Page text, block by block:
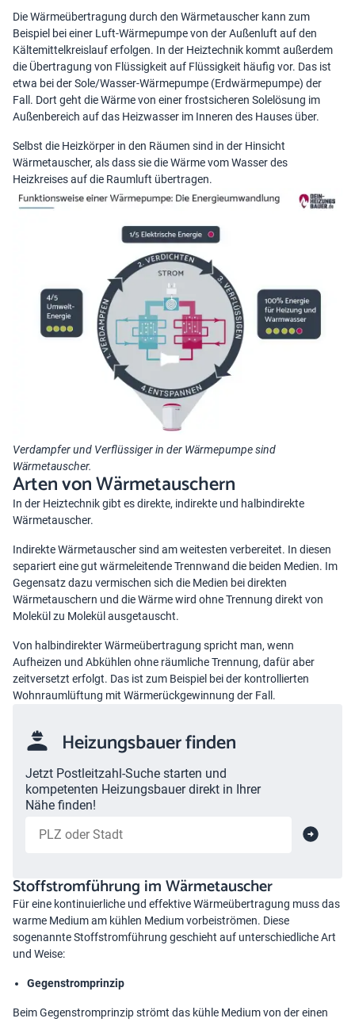
Die Wärmeübertragung durch den Wärmetauscher kann zum
Beispiel bei einer Luft-Wärmepumpe von der Außenluft auf den
Kältemittelkreislauf erfolgen. In der Heiztechnik kommt außerdem
die Übertragung von Flüssigkeit auf Flüssigkeit häufig vor. Das ist
etwa bei der Sole/Wasser-Wärmepumpe (Erdwärmepumpe) der
Fall. Dort geht die Wärme von einer frostsicheren Solelösung im
Außenbereich auf das Heizwasser im Inneren des Hauses über.
Selbst die Heizkörper in den Räumen sind in der Hinsicht
Wärmetauscher, als dass sie die Wärme vom Wasser des
Heizkreises auf die Raumluft übertragen.
Verdampfer und Verflüssiger in der Wärmepumpe sind
Wärmetauscher.
Arten von Wärmetauschern
In der Heiztechnik gibt es direkte, indirekte und halbindirekte
Wärmetauscher.
Indirekte Wärmetauscher sind am weitesten verbereitet. In diesen
separiert eine gut wärmeleitende Trennwand die beiden Medien. Im
Gegensatz dazu vermischen sich die Medien bei direkten
Wärmetauschern und die Wärme wird ohne Trennung direkt von
Molekül zu Molekül ausgetauscht.
Von halbindirekter Wärmeübertragung spricht man, wenn
Aufheizen und Abkühlen ohne räumliche Trennung, dafür aber
zeitversetzt erfolgt. Das ist zum Beispiel bei der kontrollierten
Wohnraumlüftung mit Wärmerückgewinnung der Fall.
Heizungsbauer finden
Jetzt Postleitzahl-Suche starten und
kompetenten Heizungsbauer direkt in Ihrer
Nähe finden!
Stoffstromführung im Wärmetauscher
Für eine kontinuierliche und effektive Wärmeübertragung muss das
warme Medium am kühlen Medium vorbeiströmen. Diese
sogenannte Stoffstromführung geschieht auf unterschiedliche Art
und Weise:
Gegenstromprinzip
Beim Gegenstromprinzip strömt das kühle Medium von der einen